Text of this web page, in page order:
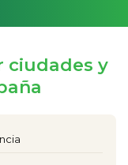
ciudades y